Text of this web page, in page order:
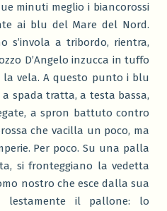
minuti meglio i biancorossi
ai blu del Mare del Nord.
s’invola a tribordo, rientra,
D’Angelo inzucca in tuffo
la vela. A questo punto i blu
spada tratta, a testa bassa,
a spron battuto contro
che vacilla un poco, ma
Per poco. Su una palla
si fronteggiano la vedetta
nostro che esce dalla sua
lestamente il pallone: lo